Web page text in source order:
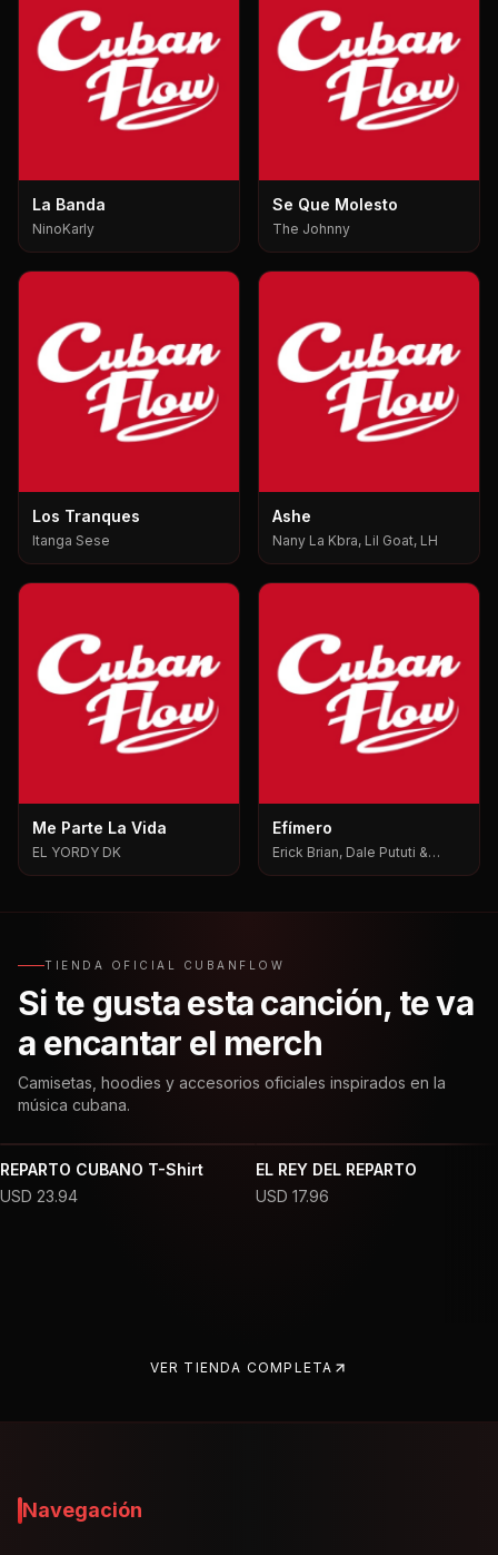
La Banda
NinoKarly
Se Que Molesto
The Johnny
Los Tranques
Itanga Sese
Ashe
Nany La Kbra, Lil Goat, LH
Me Parte La Vida
EL YORDY DK
Efímero
Erick Brian, Dale Pututi &
TIENDA OFICIAL CUBANFLOW
Si te gusta esta canción, te va
a encantar el merch
Camisetas, hoodies y accesorios oficiales inspirados en la
música cubana.
REPARTO CUBANO T-Shirt
USD 23.94
EL REY DEL REPARTO
USD 17.96
VER TIENDA COMPLETA
Navegación